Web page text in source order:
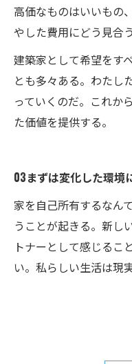
高価なものはいいもの
やした費用にどう見合
建築家として希望をす
とも多々ある。わたし
っていくのだ。これか
た価値を提供する。
03まずは変化した環境
家を自己所有するなん
うことが起きる。新し
トナーとして感じるこ
い。私らしい生活は現